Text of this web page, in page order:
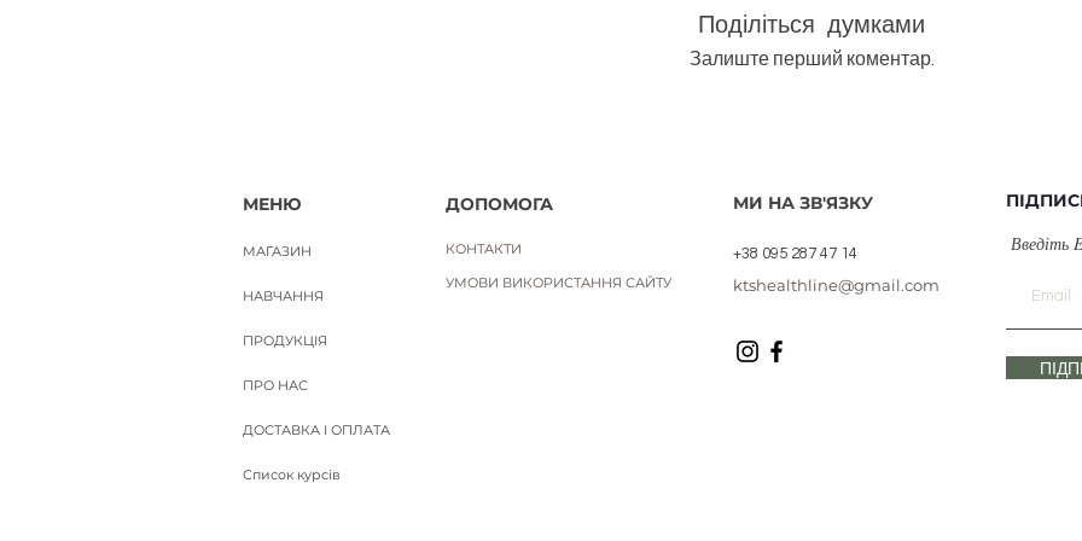
Поділіться думками
Залиште перший коментар.
МЕНЮ
МАГАЗИН
НАВЧАННЯ
ПРОДУКЦІЯ
ПРО НАС
ДОСТАВКА І ОПЛАТА
Список курсів
ДОПОМОГА
КОНТАКТИ
УМОВИ ВИКОРИСТАННЯ САЙТУ
МИ НА ЗВ'ЯЗКУ
+38 095 287 47 14
ktshealthline@gmail.com
Введіть